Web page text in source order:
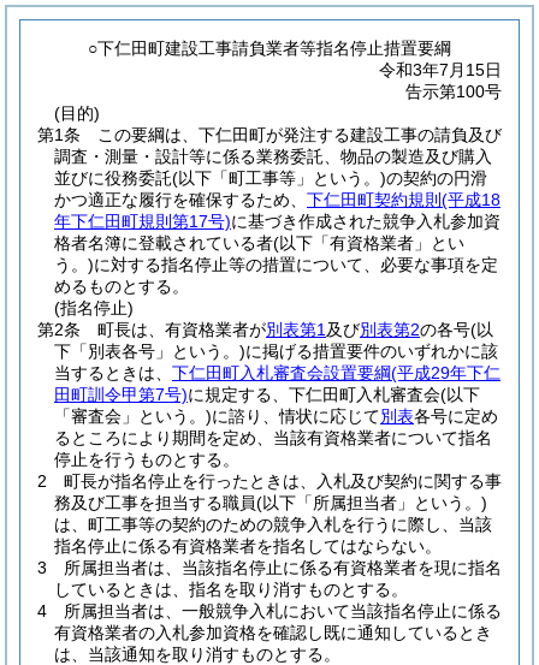
○下仁田町建設工事請負業者等指名停止措置要綱
令和3年7月15日
告示第100号
(目的)
第1条
この要綱は、下仁田町が発注する建設工事の請負及び
調査・測量・設計等に係る業務委託、物品の製造及び購入
並びに役務委託(以下「町工事等」という。)の契約の円滑
かつ適正な履行を確保するため、 下仁田町契約規則 (平成18
年下仁田町規則第17号)に基づき作成された競争入札参加資
格者名簿に登載されている者(以下「有資格業者」とい
う。)に対する指名停止等の措置について、必要な事項を定
めるものとする。
(指名停止)
第2条
町長は、有資格業者が別表第1 及び別表第2の各号(以
下「別表各号」という。)に掲げる措置要件のいずれかに該
当するときは、 下仁田町入札審査会設置要綱(平成29年下仁
田町訓令甲第7号)に規定する、下仁田町入札審査会(以下
「審査会」という。)に諮り、情状に応じて別表各号に定め
るところにより期間を定め、当該有資格業者について指名
停止を行うものとする。
2
町長が指名停止を行ったときは、入札及び契約に関する事
務及び工事を担当する職員(以下「所属担当者」という。)
は、町工事等の契約のための競争入札を行うに際し、当該
指名停止に係る有資格業者を指名してはならない。
3
所属担当者は、当該指名停止に係る有資格業者を現に指名
しているときは、指名を取り消すものとする。
4
所属担当者は、一般競争入札において当該指名停止に係る
有資格業者の入札参加資格を確認し既に通知しているとき
は、当該通知を取り消すものとする。